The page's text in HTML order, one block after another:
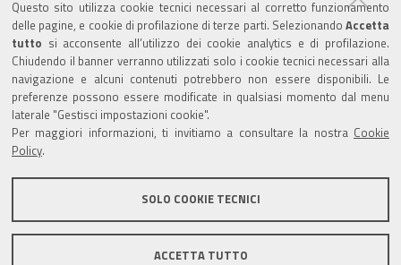
Questo sito utilizza cookie tecnici necessari al corretto funzionamento
delle pagine, e cookie di profilazione di terze parti. Selezionando Accetta
tutto si acconsente all’utilizzo dei cookie analytics e di profilazione.
Chiudendo il banner verranno utilizzati solo i cookie tecnici necessari alla
navigazione e alcuni contenuti potrebbero non essere disponibili. Le
preferenze possono essere modificate in qualsiasi momento dal menu
laterale "Gestisci impostazioni cookie".
Per maggiori informazioni, ti invitiamo a consultare la nostra Cookie
Policy
SOLO COOKIE TECNICI
ACCETTA TUTTO
Amministrazione trasparente
Albo Camerale
Pubblicità Legale
Area riservata Amministratori
Informativa generale Informative privacy